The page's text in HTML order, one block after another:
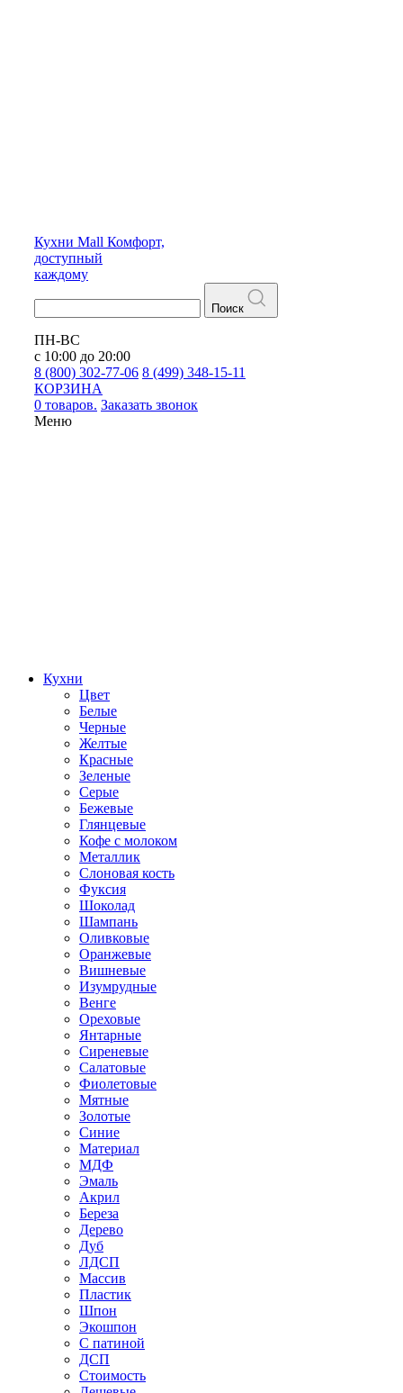
Кухни Mall Комфорт,
доступный
каждому
Поиск
ПН-ВС
с 10:00 до 20:00
8 (800) 302-77-06 8 (499) 348-15-11
КОРЗИНА
0 товаров. Заказать звонок
Меню
Кухни
Цвет
Белые
Черные
Желтые
Красные
Зеленые
Серые
Бежевые
Глянцевые
Кофе с молоком
Металлик
Слоновая кость
Фуксия
Шоколад
Шампань
Оливковые
Оранжевые
Вишневые
Изумрудные
Венге
Ореховые
Янтарные
Сиреневые
Салатовые
Фиолетовые
Мятные
Золотые
Синие
Материал
МДФ
Эмаль
Акрил
Береза
Дерево
Дуб
ЛДСП
Массив
Пластик
Шпон
Экошпон
С патиной
ДСП
Стоимость